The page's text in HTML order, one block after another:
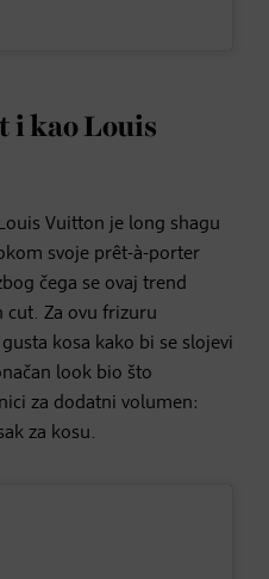
i kao Louis
Vuitton je long shagu
svoje prêt-à-porter
čega se ovaj trend
cut. Za ovu frizuru
kosa kako bi se slojevi
look bio što
za dodatni volumen:
za kosu.